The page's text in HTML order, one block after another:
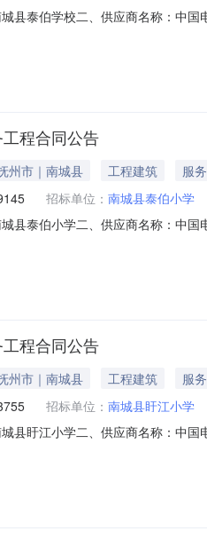
县泰伯学校二、供应商名称：中
事项：无八、联系方式1、采购人
程合同公告
州市｜南城县 工程建筑
服务
招标单位： 南城县泰伯小学
县泰伯小学二、供应商名称：中
事项：无八、联系方式1、采购人
程合同公告
州市｜南城县 工程建筑
服务
招标单位： 南城县盱江小学
县盱江小学二、供应商名称：中
事项：无八、联系方式1、采购人